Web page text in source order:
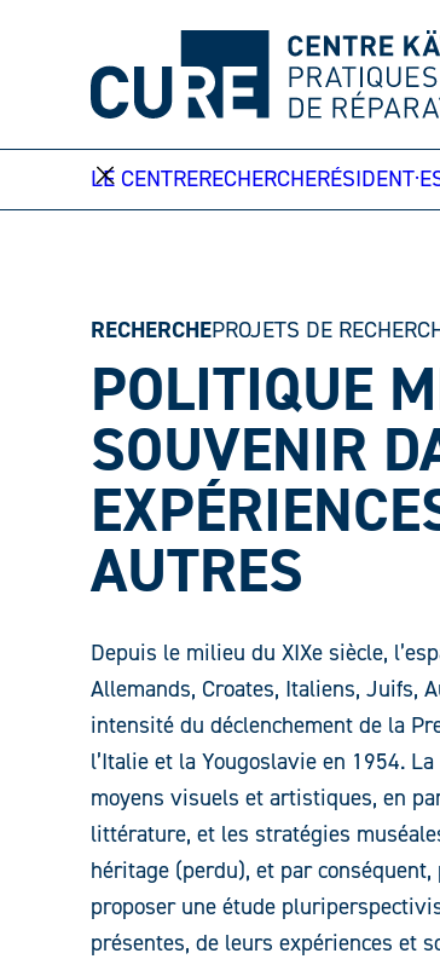
LE CENTRERECHERCHE
RECHERCHEPROJETS DE
POLITIQUE
SOUVENIR
AUTRES
Depuis le milieu du XIXe siècle,
Allemands, Croates, Italiens, Juifs,
intensité du déclenchement de la
l’Italie et la Yougoslavie en 1954.
moyens visuels et artistiques, en
littérature, et les stratégies
héritage (perdu), et par
proposer une étude
présentes, de leurs expériences et